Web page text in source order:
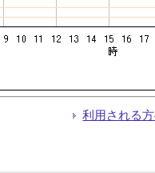
利用される